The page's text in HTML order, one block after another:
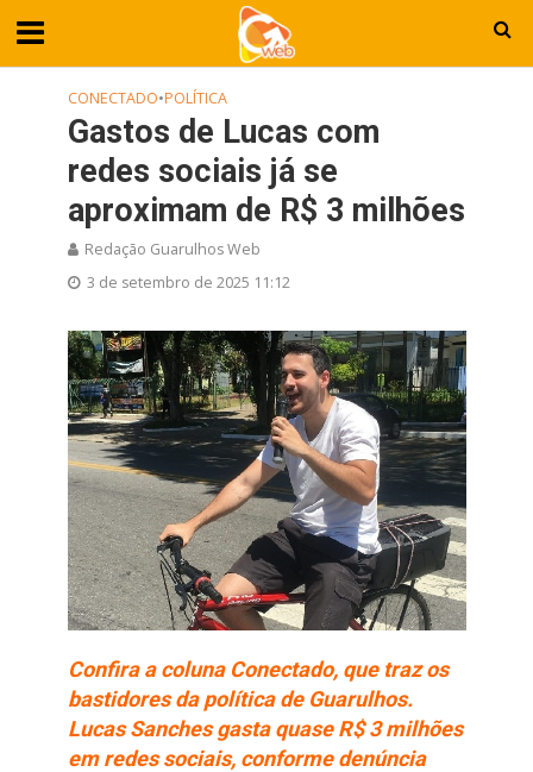
CONECTADO•POLÍTICA
Gastos de Lucas com
redes sociais já se
aproximam de R$ 3 milhões
Redação Guarulhos Web
3 de setembro de 2025 11:12
Confira a coluna Conectado, que traz os
bastidores da política de Guarulhos.
Lucas Sanches gasta quase R$ 3 milhões
em redes sociais, conforme denúncia